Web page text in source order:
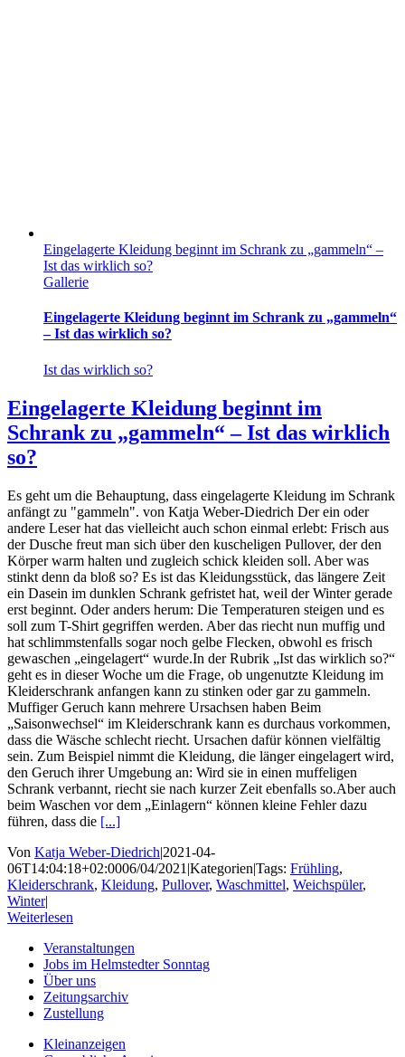
Eingelagerte Kleidung beginnt im Schrank zu „gammeln“ –
Ist das wirklich so?
Gallerie
Eingelagerte Kleidung beginnt im Schrank zu „gammeln“
– Ist das wirklich so?
Ist das wirklich so?
Eingelagerte Kleidung beginnt im
Schrank zu „gammeln“ – Ist das wirklich
so?
Es geht um die Behauptung, dass eingelagerte Kleidung im Schrank
anfängt zu "gammeln". von Katja Weber-Diedrich Der ein oder
andere Leser hat das vielleicht auch schon einmal erlebt: Frisch aus
der Dusche freut man sich über den kuscheligen Pullover, der den
Körper warm halten und zugleich schick kleiden soll. Aber was
stinkt denn da bloß so? Es ist das Kleidungsstück, das längere Zeit
ein Dasein im dunklen Schrank gefristet hat, weil der Winter gerade
erst beginnt. Oder anders herum: Die Temperaturen steigen und es
soll zum T-Shirt gegriffen werden. Aber das riecht nun muffig und
hat schlimmstenfalls sogar noch gelbe Flecken, obwohl es frisch
gewaschen „eingelagert“ wurde.In der Rubrik „Ist das wirklich so?“
geht es in dieser Woche um die Frage, ob ungenutzte Kleidung im
Kleiderschrank anfangen kann zu stinken oder gar zu gammeln.
Muffiger Geruch kann mehrere Ursachsen haben Beim
„Saisonwechsel“ im Kleiderschrank kann es durchaus vorkommen,
dass die Wäsche schlecht riecht. Ursachen dafür können vielfältig
sein. Zum Beispiel nimmt die Kleidung, die länger eingelagert wird,
den Geruch ihrer Umgebung an: Wird sie in einen muffeligen
Schrank verbannt, riecht sie nach kurzer Zeit ebenfalls so.Aber auch
beim Waschen vor dem „Einlagern“ können kleine Fehler dazu
führen, dass die [...]
Von Katja Weber-Diedrich|2021-04-
06T14:04:18+02:0006/04/2021 |Kategorien|Tags: Frühling,
Kleiderschrank, Kleidung, Pullover, Waschmittel, Weichspüler,
Winter|
Weiterlesen
Veranstaltungen
Jobs im Helmstedter Sonntag
Über uns
Zeitungsarchiv
Zustellung
Kleinanzeigen